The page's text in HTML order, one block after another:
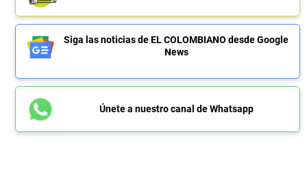
Siga las noticias de EL COLOMBIANO desde Google
News
Únete a nuestro canal de Whatsapp